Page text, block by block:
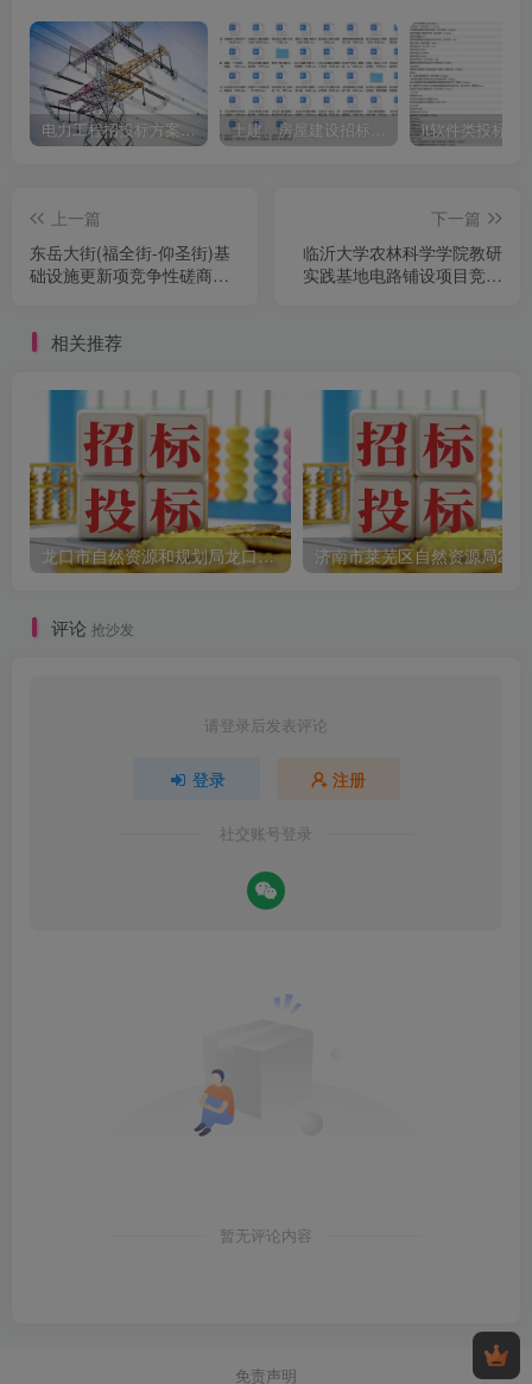
电力工程招投标方案模板 土建、房屋建设招标文件标书模板 it软件类投标书
上一篇
东岳大街(福全街-仰圣街)基
础设施更新项竞争性磋商公
下一篇
临沂大学农林科学学院教研
实践基地电路铺设项目竞争
相关推荐
龙口市自然资源和规划局龙口市2025年土地征收成片开发方案编制项目竞争性磋商公告
评论 抢沙发
请登录后发表评论
登录 注册
社交账号登录
暂无评论内容
免责声明